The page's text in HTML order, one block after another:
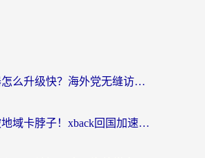
归雁加速器怎么升级快？海外党无缝访问国内资源的全攻略（附免费VPN推荐Dcard热门款）
海外党别被地域卡脖子！xback回国加速器选择全攻略，轻松刷剧玩国服